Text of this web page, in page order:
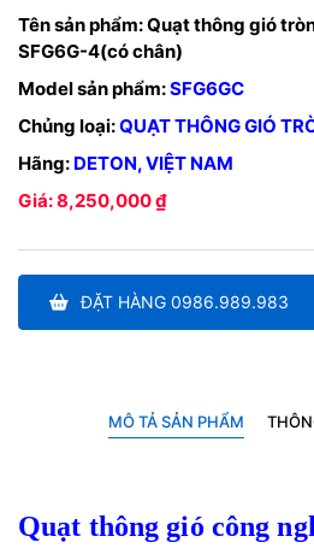
Tên sản phẩm:Quạt thông gió
SFG6G-4(có chân)
Model sản phẩm:SFG6GC
Chủng loại:QUẠT THÔNG GIÓ
Hãng: DETON, VIỆT NAM
Giá: 8,250,000 ₫
ĐẶT HÀNG 0986.989.983
MÔ TẢ SẢN PHẨM
Quạt thông gió công